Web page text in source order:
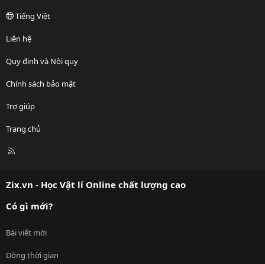
Tiếng Việt
Liên hệ
Quy định và Nội quy
Chính sách bảo mật
Trợ giúp
Trang chủ
R
Zix.vn - Học Vật lí Online chất lượng cao
Có gì mới?
Bài viết mới
Dòng thời gian